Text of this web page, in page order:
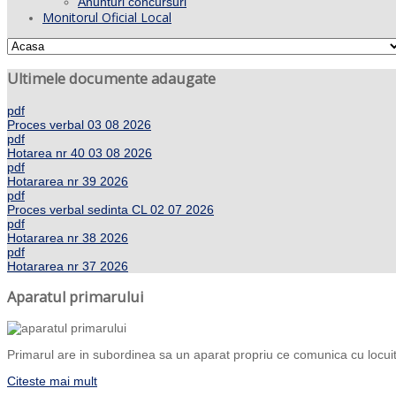
Monitorul Oficial Local
Ultimele documente adaugate
pdf
Proces verbal 03 08 2026
pdf
Hotarea nr 40 03 08 2026
pdf
Hotararea nr 39 2026
pdf
Proces verbal sedinta CL 02 07 2026
pdf
Hotararea nr 38 2026
pdf
Hotararea nr 37 2026
Aparatul primarului
Primarul are in subordinea sa un aparat propriu ce comunica cu
Citeste mai mult